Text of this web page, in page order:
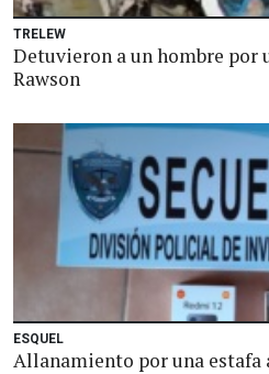
TRELEW
Detuvieron a un hombre por
Rawson
ESQUEL
Allanamiento por una estafa